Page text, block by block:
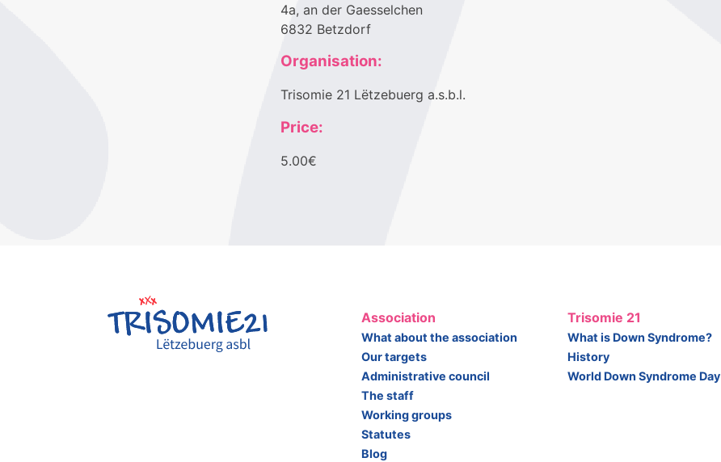
4a, an der Gaesselchen
6832 Betzdorf
Organisation:
Trisomie 21 Lëtzebuerg a.s.b.l.
Price:
5.00€
Association
What about the association
Our targets
Administrative council
The staff
Working groups
Statutes
Blog
Trisomie 21
What is Down Syndrome?
History
World Down Syndrome Day